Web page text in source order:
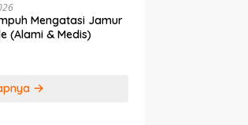
Mengatasi Jamur
(Alami & Medis)